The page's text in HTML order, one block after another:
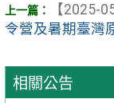
相關公告
【2025-
令營及暑期臺灣